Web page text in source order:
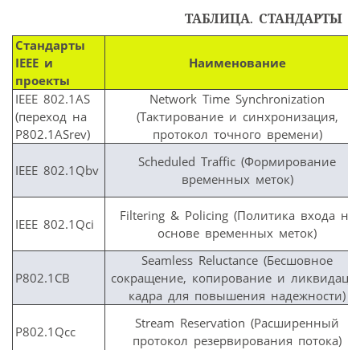
ТАБЛИЦА. СТАНДАРТЫ
Стандарты
IEEE и
проекты
Наименование
IEEE 802.1AS
(переход на
P802.1ASrev)
Network Time Synchronization
(Тактирование и синхронизация,
протокол точного времени)
IEEE 802.1Qbv
Scheduled Traffic (Формирование
временных меток)
IEEE 802.1Qci
Filtering & Policing (Политика входа на
основе временных меток)
P802.1CB
Seamless Reluctance (Бесшовное
сокращение, копирование и
кадра для повышения надежности)
P802.1Qcc
Stream Reservation (Расширенный
протокол резервирования потока)